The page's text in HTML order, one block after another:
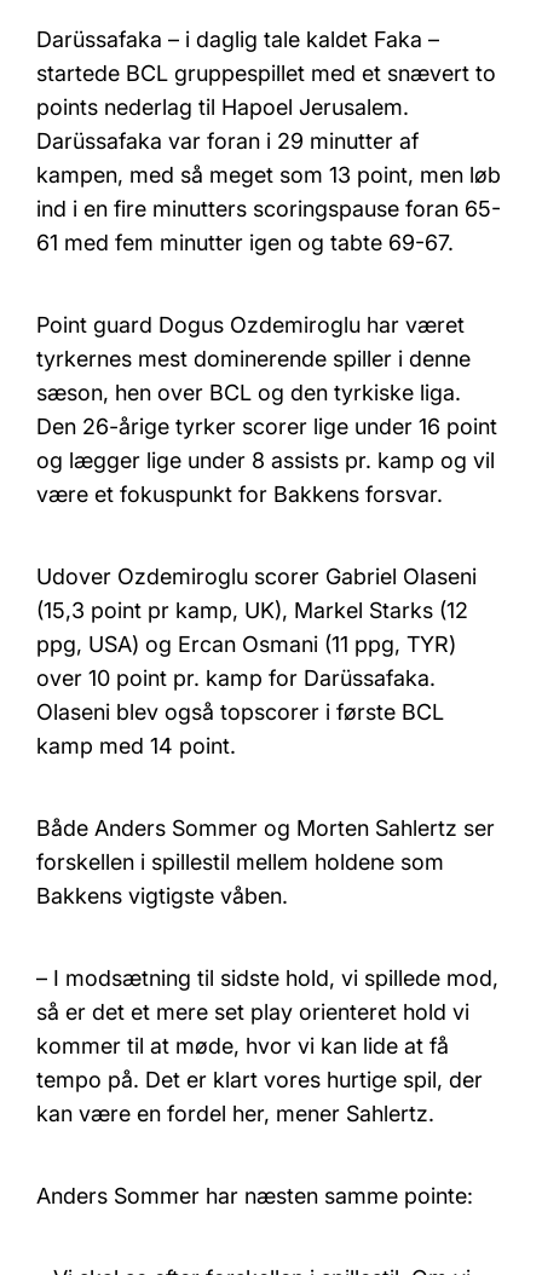
Darüssafaka – i daglig tale kaldet Faka –
startede BCL gruppespillet med et snævert to
points nederlag til Hapoel Jerusalem.
Darüssafaka var foran i 29 minutter af
kampen, med så meget som 13 point, men løb
ind i en fire minutters scoringspause foran 65-
61 med fem minutter igen og tabte 69-67.
Point guard Dogus Ozdemiroglu har været
tyrkernes mest dominerende spiller i denne
sæson, hen over BCL og den tyrkiske liga.
Den 26-årige tyrker scorer lige under 16 point
og lægger lige under 8 assists pr. kamp og vil
være et fokuspunkt for Bakkens forsvar.
Udover Ozdemiroglu scorer Gabriel Olaseni
(15,3 point pr kamp, UK), Markel Starks (12
ppg, USA) og Ercan Osmani (11 ppg, TYR)
over 10 point pr. kamp for Darüssafaka.
Olaseni blev også topscorer i første BCL
kamp med 14 point.
Både Anders Sommer og Morten Sahlertz ser
forskellen i spillestil mellem holdene som
Bakkens vigtigste våben.
– I modsætning til sidste hold, vi spillede mod,
så er det et mere set play orienteret hold vi
kommer til at møde, hvor vi kan lide at få
tempo på. Det er klart vores hurtige spil, der
kan være en fordel her, mener Sahlertz.
Anders Sommer har næsten samme pointe: